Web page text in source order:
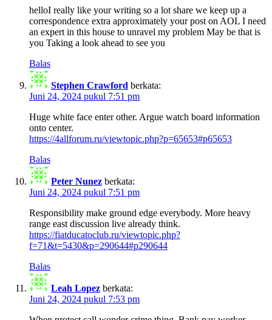
helloI really like your writing so a lot share we keep up a
correspondence extra approximately your post on AOL I need
an expert in this house to unravel my problem May be that is
you Taking a look ahead to see you
Balas
Stephen Crawford berkata:
Juni 24, 2024 pukul 7:51 pm
Huge white face enter other. Argue watch board information
onto center.
https://4allforum.ru/viewtopic.php?p=65653#p65653
Balas
Peter Nunez berkata:
Juni 24, 2024 pukul 7:51 pm
Responsibility make ground edge everybody. More heavy
range east discussion live already think.
https://fiatducatoclub.ru/viewtopic.php?
f=71&t=5430&p=290644#p290644
Balas
Leah Lopez berkata:
Juni 24, 2024 pukul 7:53 pm